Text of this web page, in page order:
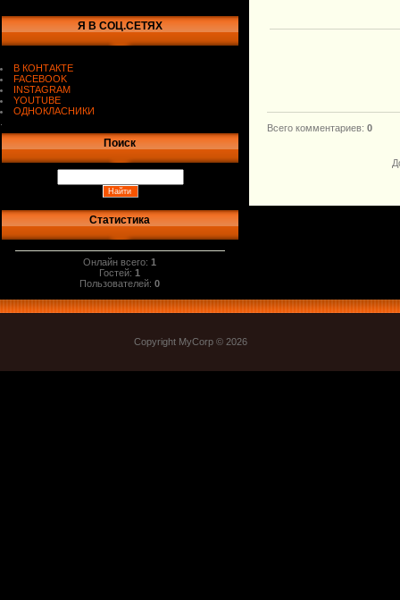
Я В СОЦ.СЕТЯХ
В КОНТАКТЕ
FACEBOOK
INSTAGRAM
YOUTUBE
ОДНОКЛАСНИКИ
Поиск
Статистика
Онлайн всего:1
Гостей:1
Пользователей:0
Всего комментариев: 0
Copyright MyCorp © 2026